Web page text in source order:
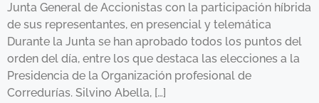
Junta General de Accionistas con la participación híbrida
de sus representantes, en presencial y telemática
Durante la Junta se han aprobado todos los puntos del
orden del día, entre los que destaca las elecciones a la
Presidencia de la Organización profesional de
Corredurías. Silvino Abella, […]